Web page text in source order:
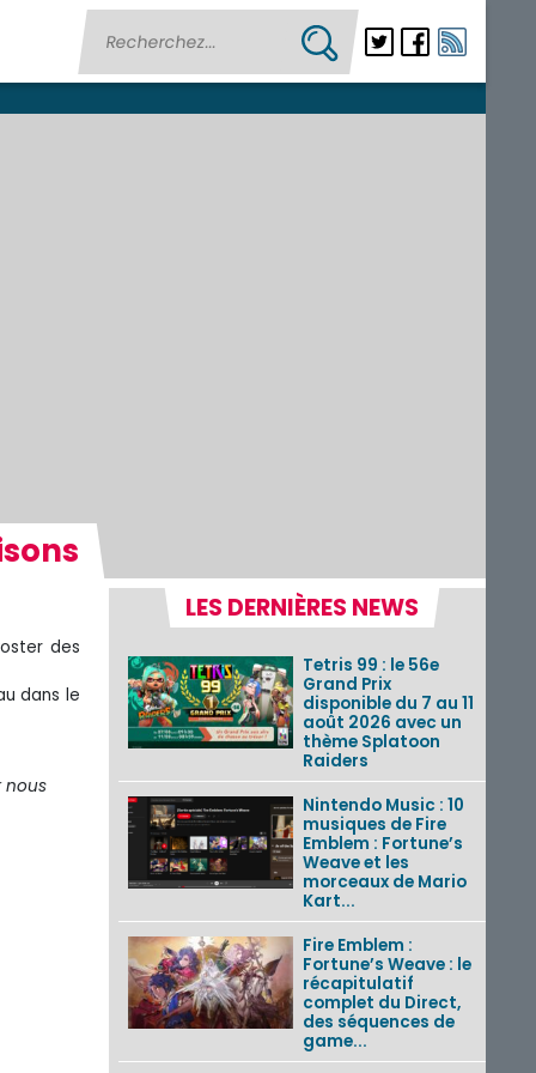
des
dans le
nous
LES DERNIÈRES NEWS
Tetris 99 : le 56e
Grand Prix
disponible du 7 au 11
août 2026 avec un
thème Splatoon
Raiders
Nintendo Music : 10
musiques de Fire
Emblem : Fortune’s
Weave et les
morceaux de Mario
Kart...
Fire Emblem :
Fortune’s Weave : le
récapitulatif
complet du Direct,
des séquences de
game...